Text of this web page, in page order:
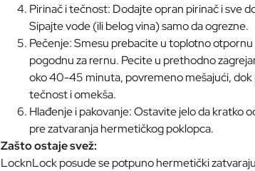
Pirinač i tečnost: Dodajte opran pirinač i sve
Sipajte vode (ili belog vina) samo da ogrezne.
Pečenje: Smesu prebacite u toplotno
pogodnu za rernu. Pecite u prethodno
oko 40-45 minuta, povremeno mešajući, dok
tečnost i omekša.
Hlađenje i pakovanje: Ostavite jelo da kratko
pre zatvaranja hermetičkog poklopca.
Zašto ostaje svež:
LocknLock posude se potpuno hermetički